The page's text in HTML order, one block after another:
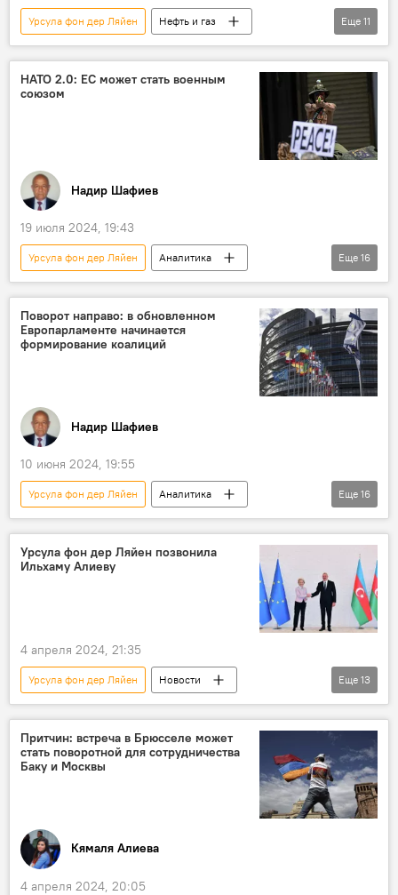
Урсула фон дер Ляйен
Нефть и газ
Россия
Санкции
Европа
Еврокомиссия
Газ
Северный поток
США
Еще 11
НАТО 2.0: ЕС может стать военным
союзом
Надир Шафиев
19 июля 2024, 19:43
Урсула фон дер Ляйен
Аналитика
Евросоюз
агрессивная политика
Брюссель
вооруженные силы
Россия
Еврокомиссия
Франция
Напряженность
МГ ОБСЕ
Еще 16
Поворот направо: в обновленном
Европарламенте начинается
формирование коалиций
Надир Шафиев
10 июня 2024, 19:55
Урсула фон дер Ляйен
Аналитика
Европарламент
Итоги выборов
Избиратели
недовольство
Германия
Социал-демократическая партия
Евросоюз
Правые партии
Национальной собрание Франции
Политика
Еще 16
Урсула фон дер Ляйен позвонила
Ильхаму Алиеву
4 апреля 2024, 21:35
Урсула фон дер Ляйен
Новости
Азербайджан
Ильхам Алиев
Еврокомиссия
Телефонный разговор
Разминирование
Энтони Блинкен
Политика
Еще 13
Притчин: встреча в Брюсселе может
стать поворотной для сотрудничества
Баку и Москвы
Кямаля Алиева
4 апреля 2024, 20:05